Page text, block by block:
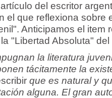
del escritor
el que reflexiona sobre
Anticipamos el item
"Libertad Absoluta" del
la literatura
tácitamente la
que es natural y
alguna. El gran